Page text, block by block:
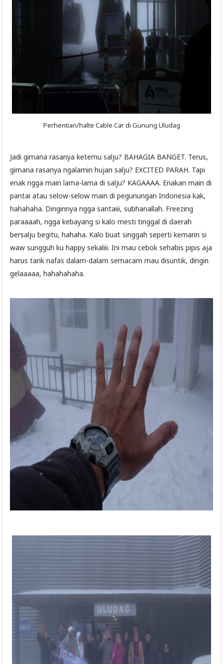
Perhentian/halte Cable Car di Gunung Uludag
Jadi gimana rasanya ketemu salju? BAHAGIA BANGET. Terus,
gimana rasanya ngalamin hujan salju? EXCITED PARAH. Tapi
enak ngga main lama-lama di salju? KAGAAAA. Enakan main di
pantai atau selow-selow main di pegunungan Indonesia kak,
hahahaha. Dinginnya ngga santaiii, subhanallah. Freezing
paraaaah, ngga kebayang si kalo mesti tinggal di daerah
bersalju begitu, hahaha. Kalo buat singgah seperti kemarin si
waw sungguh ku happy sekaliii. Ini mau cebok sehabis pipis aja
harus tarik nafas dalam-dalam semacam mau disuntik, dingin
gelaaaaa, hahahahaha.